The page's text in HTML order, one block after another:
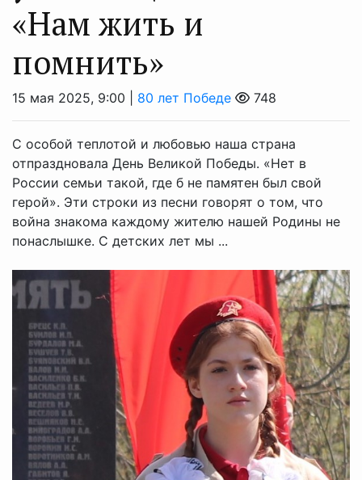
«Нам жить и
помнить»
15 мая 2025, 9:00 | 80 лет Победе 748
С особой теплотой и любовью наша страна
отпраздновала День Великой Победы. «Нет в
России семьи такой, где б не памятен был свой
герой». Эти строки из песни говорят о том, что
война знакома каждому жителю нашей Родины не
понаслышке. С детских лет мы ...